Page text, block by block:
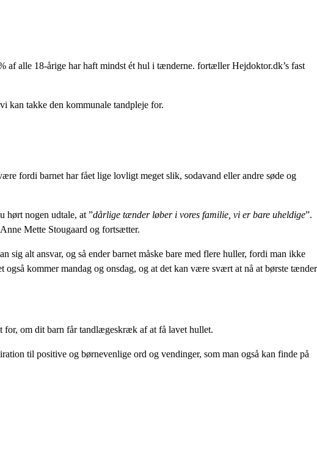
af alle 18-årige har haft mindst ét hul i tænderne. fortæller Hejdoktor.dk’s fast
kan takke den kommunale tandpleje for.
fordi barnet har fået lige lovligt meget slik, sodavand eller andre søde og
hørt nogen udtale, at ”dårlige tænder løber i vores familie, vi er bare uheldige”.
Mette Stougaard og fortsætter.
sig alt ansvar, og så ender barnet måske bare med flere huller, fordi man ikke
kommer mandag og onsdag, og at det kan være svært at nå at børste tænder
for, om dit barn får tandlægeskræk af at få lavet hullet.
til positive og børnevenlige ord og vendinger, som man også kan finde på